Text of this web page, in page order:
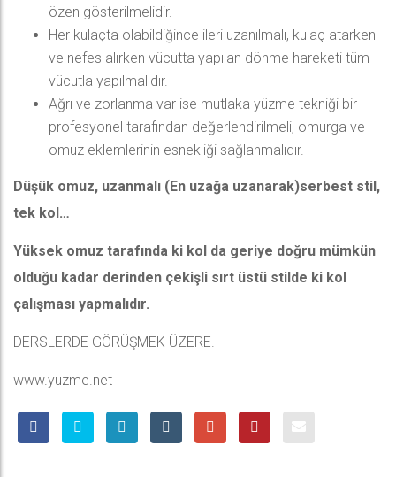
özen gösterilmelidir.
Her kulaçta olabildiğince ileri uzanılmalı, kulaç atarken
ve nefes alırken vücutta yapılan dönme hareketi tüm
vücutla yapılmalıdır.
Ağrı ve zorlanma var ise mutlaka yüzme tekniği bir
profesyonel tarafından değerlendirilmeli, omurga ve
omuz eklemlerinin esnekliği sağlanmalıdır.
Düşük omuz, uzanmalı (En uzağa uzanarak)serbest stil,
tek kol…
Yüksek omuz tarafında ki kol da geriye doğru mümkün
olduğu kadar derinden çekişli sırt üstü stilde ki kol
çalışması yapmalıdır.
DERSLERDE GÖRÜŞMEK ÜZERE.
www.yuzme.net